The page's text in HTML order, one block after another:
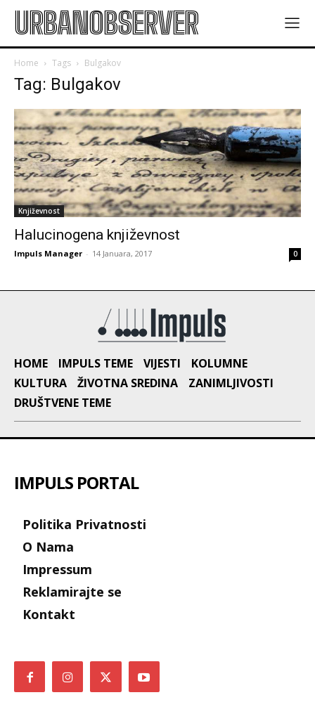
URBANOBSERVER
Home Tags Bulgakov
Tag: Bulgakov
Književnost
Halucinogena književnost
Impuls Manager - 14 Januara, 2017 0
HOME IMPULS TEME VIJESTI
KOLUMNE
KULTURA
ŽIVOTNA SREDINA
ZANIMLJIVOSTI
DRUŠTVENE TEME
IMPULS PORTAL
Politika Privatnosti
O Nama
Impressum
Reklamirajte se
Kontakt